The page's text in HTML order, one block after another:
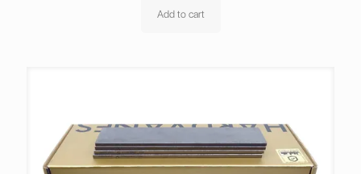
Add to cart